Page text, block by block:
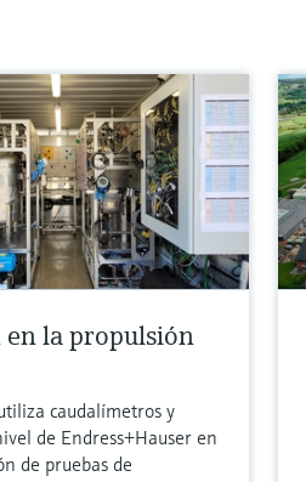
en la propulsión
caudalímetros y
de Endress+Hauser en
de pruebas de